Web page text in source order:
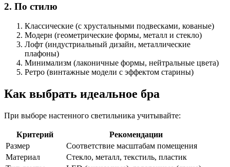
2. По стилю
Классические (с хрустальными подвесками, кованые)
Модерн (геометрические формы, металл и стекло)
Лофт (индустриальный дизайн, металлические
плафоны)
Минимализм (лаконичные формы, нейтральные цвета)
Ретро (винтажные модели с эффектом старины)
Как выбрать идеальное бра
При выборе настенного светильника учитывайте:
Критерий
Рекомендации
Размер
Соответствие масштабам помещения
Материал
Стекло, металл, текстиль, пластик